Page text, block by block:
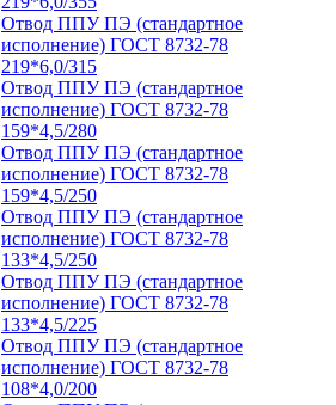
Отвод ППУ ПЭ (стандартное
исполнение) ГОСТ 8732-78
219*6,0/315
Отвод ППУ ПЭ (стандартное
исполнение) ГОСТ 8732-78
159*4,5/280
Отвод ППУ ПЭ (стандартное
исполнение) ГОСТ 8732-78
159*4,5/250
Отвод ППУ ПЭ (стандартное
исполнение) ГОСТ 8732-78
133*4,5/250
Отвод ППУ ПЭ (стандартное
исполнение) ГОСТ 8732-78
133*4,5/225
Отвод ППУ ПЭ (стандартное
исполнение) ГОСТ 8732-78
108*4,0/200